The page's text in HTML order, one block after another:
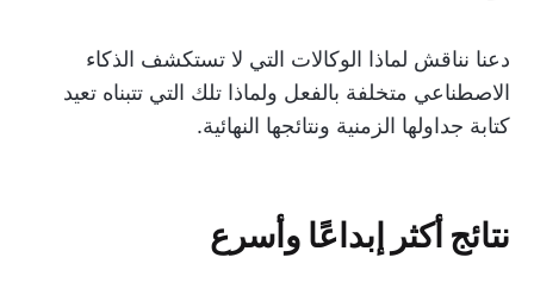
دعنا نناقش لماذا الوكالات التي لا تستكشف الذكاء
الاصطناعي متخلفة بالفعل ولماذا تلك التي تتبناه تعيد
كتابة جداولها الزمنية ونتائجها النهائية.
نتائج أكثر إبداعًا وأسرع